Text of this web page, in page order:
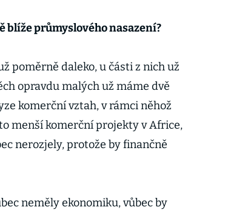
blíže průmyslového nasazení?
poměrně daleko, u části z nich už
opravdu malých už máme dvě
komerční vztah, v rámci něhož
menší komerční projekty v Africe,
nerozjely, protože by finančně
neměly ekonomiku, vůbec by